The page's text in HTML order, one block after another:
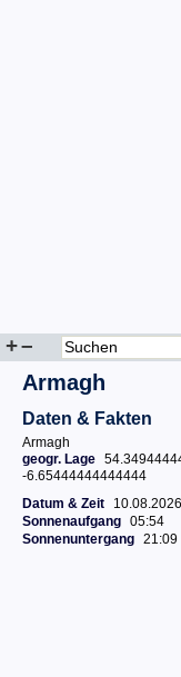
+–
Armagh
Daten & Fakten
Armagh
geogr. Lage
-6.65444444444444
Datum & Zeit
Sonnenaufgang 05:54
Sonnenuntergang 21:09